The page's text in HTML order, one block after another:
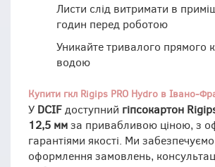
Листи слід витримати в
годин перед роботою
Уникайте тривалого прямого
водою
Купити гкл Rigips PRO Hydro в
У DCIF доступний гіпсокартон
12,5 ммза привабливою ціною, з
гарантіями якості. Ми
оформлення замовлень,